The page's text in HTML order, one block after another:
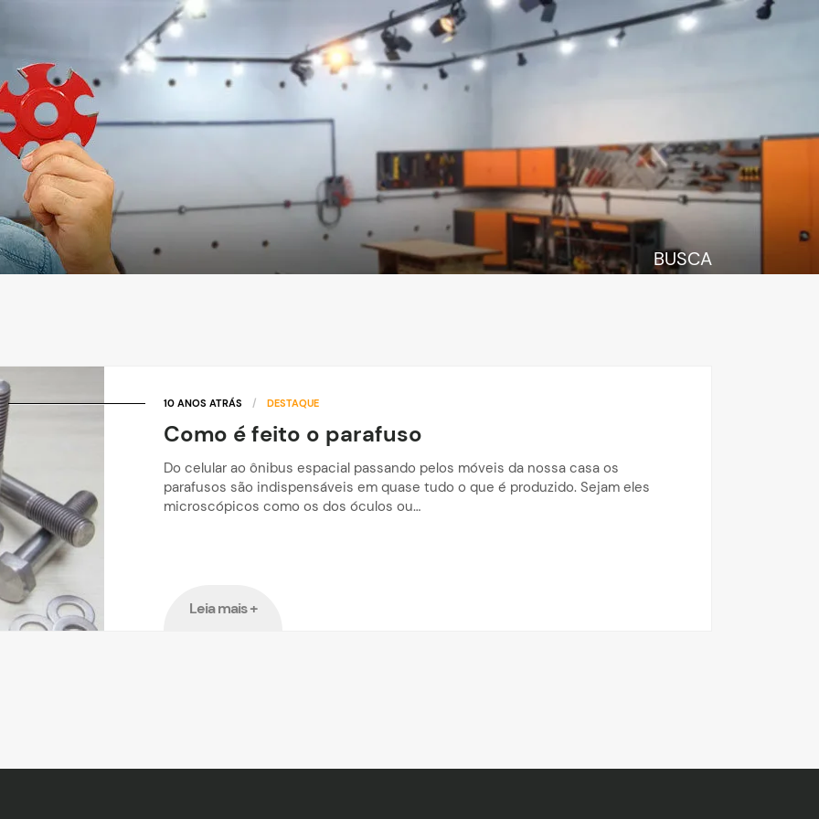
BUSCA
10 ANOS ATRÁS / DESTAQUE
Como é feito o parafuso
Do celular ao ônibus espacial passando pelos móveis da nossa casa os
parafusos são indispensáveis em quase tudo o que é produzido. Sejam eles
microscópicos como os dos óculos ou…
Leia mais +